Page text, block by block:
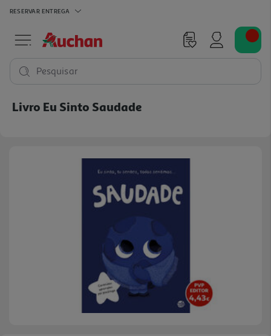
RESERVAR ENTREGA
Pesquisar
Livro Eu Sinto Saudade